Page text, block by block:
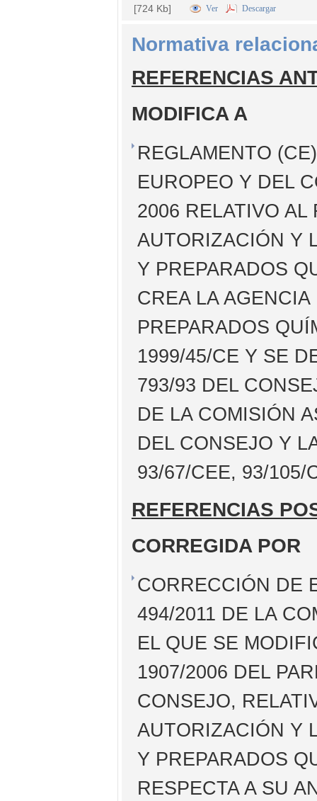
[724 Kb] Ver Descargar
Normativa
REFERENCIAS
MODIFICA A
REGLAMENTO
EUROPEO Y DEL
2006 RELATIVO AL
AUTORIZACIÓN Y
Y PREPARADOS
CREA LA
PREPARADOS
1999/45/CE Y SE
793/93 DEL
DE LA COMISIÓN
DEL CONSEJO Y
93/67/CEE, 93/105/
REFERENCIAS
CORREGIDA POR
CORRECCIÓN DE
494/2011 DE LA
EL QUE SE
1907/2006 DEL
CONSEJO,
AUTORIZACIÓN Y
Y PREPARADOS
RESPECTA A SU